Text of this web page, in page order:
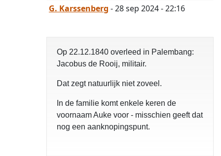
G. Karssenberg - 28 sep 2024 - 22:16
Op 22.12.1840 overleed in Palembang:
Jacobus de Rooij, militair.
Dat zegt natuurlijk niet zoveel.
In de familie komt enkele keren de
voornaam Auke voor - misschien geeft dat
nog een aanknopingspunt.